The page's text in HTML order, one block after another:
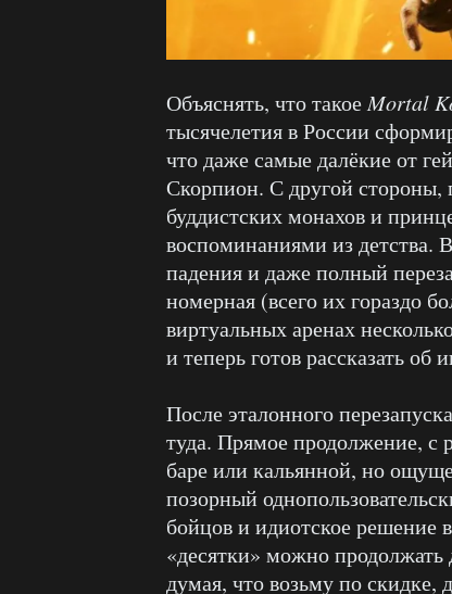
Объяснять, что такоеMortal
тысячелетия в России
что даже самые далёкие от
Скорпион. С другой стороны,
буддистских монахов и
воспоминаниями из детства.
падения и даже полный
номерная (всего их гораздо
виртуальных аренах
и теперь готов рассказать об
После эталонного
туда. Прямое продолжение, с
баре или кальянной, но
позорный
бойцов и идиотское решение
«десятки» можно
думая, что возьму по скидке,